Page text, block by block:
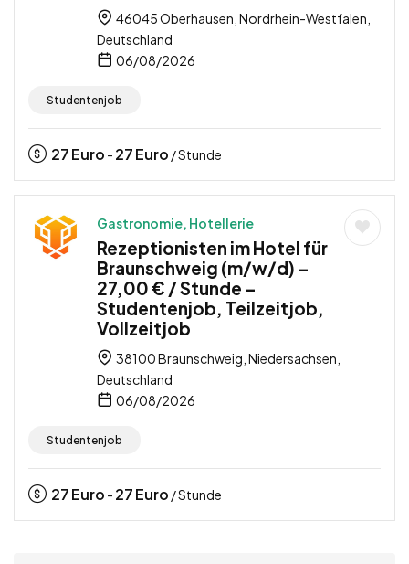
46045 Oberhausen, Nordrhein-Westfalen,
Deutschland
06/08/2026
Studentenjob
27Euro - 27Euro / Stunde
Gastronomie, Hotellerie
Rezeptionisten im Hotel für
Braunschweig (m/w/d) –
27,00 € / Stunde –
Studentenjob, Teilzeitjob,
Vollzeitjob
38100 Braunschweig, Niedersachsen,
Deutschland
06/08/2026
Studentenjob
27Euro - 27Euro / Stunde